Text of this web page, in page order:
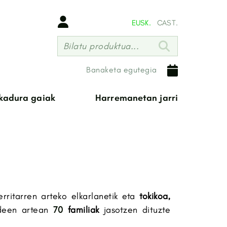
EUSK. CAST.
Bilatu produktua...
Banaketa egutegia
gaiak Harremanetan jarri
arteko elkarlanetik eta tokikoa,
artean 70 familiakjasotzen dituzte